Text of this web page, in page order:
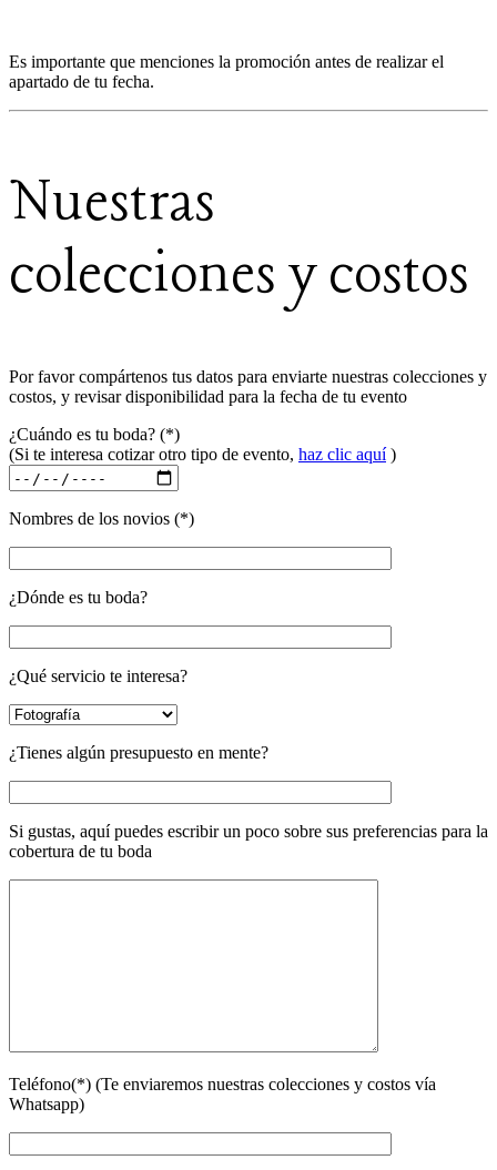
Es importante que menciones la promoción antes de realizar el
apartado de tu fecha.
Nuestras
colecciones y costos
Por favor compártenos tus datos para enviarte nuestras colecciones y
costos, y revisar disponibilidad para la fecha de tu evento
¿Cuándo es tu boda? (*)
(Si te interesa cotizar otro tipo de evento, haz clic aquí)
Nombres de los novios (*)
¿Dónde es tu boda?
¿Qué servicio te interesa?
¿Tienes algún presupuesto en mente?
Si gustas, aquí puedes escribir un poco sobre sus preferencias para la
cobertura de tu boda
Teléfono(*) (Te enviaremos nuestras colecciones y costos vía
Whatsapp)